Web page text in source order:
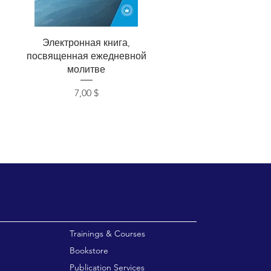
Быстрый просмотр
Электронная книга,
посвященная ежедневной
молитве
Цена
7,00 $
Trainings & Courses
Bookstore
Publication Services